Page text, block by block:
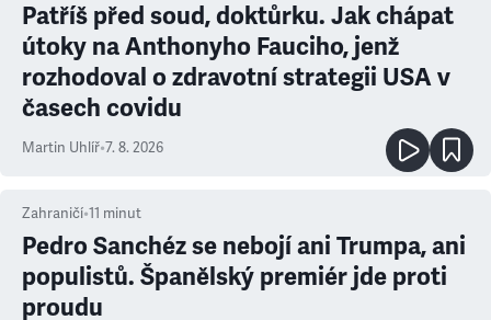
Patříš před soud, doktůrku. Jak chápat
útoky na Anthonyho Fauciho, jenž
rozhodoval o zdravotní strategii USA v
časech covidu
Martin Uhlíř•7. 8. 2026
Zahraničí•11 minut
Pedro Sanchéz se nebojí ani Trumpa, ani
populistů. Španělský premiér jde proti
proudu